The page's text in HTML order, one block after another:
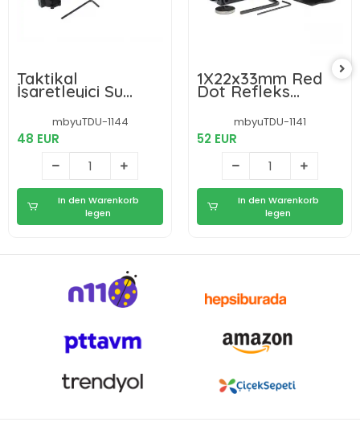
Taktikal
İşaretleyici Su
Geçirmez Güçlü
Kırmızı Lazer
mbyuTDU-1144
48 EUR
In den Warenkorb
legen
1X22x33mm Red
Dot Refleks
Dürbün - 4 Farklı
Nişangah Tipi
22mm Ray Uyumlu
mbyuTDU-1141
52 EUR
In den Warenkorb
legen